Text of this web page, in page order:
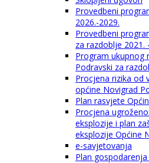
Provedbeni
2026.-2029.
Provedbeni
za razdoblje 2021.
Program ukupnog
Podravski za
Procjena rizika od
općine Novigrad
Plan rasvjete
Procjena
eksplozije i plan
eksplozije Općine
e-savjetovanja
Plan